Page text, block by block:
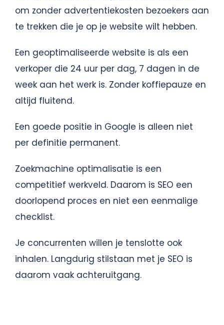
om zonder advertentiekosten bezoekers aan
te trekken die je op je website wilt hebben.
Een geoptimaliseerde website is als een
verkoper die 24 uur per dag, 7 dagen in de
week aan het werk is. Zonder koffiepauze en
altijd fluitend.
Een goede positie in Google is alleen niet
per definitie permanent.
Zoekmachine optimalisatie is een
competitief werkveld. Daarom is SEO een
doorlopend proces en niet een eenmalige
checklist.
Je concurrenten willen je tenslotte ook
inhalen. Langdurig stilstaan met je SEO is
daarom vaak achteruitgang.